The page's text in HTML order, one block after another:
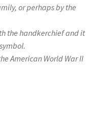
or perhaps by the
the handkerchief and it
American World War II